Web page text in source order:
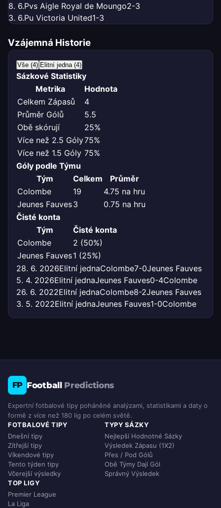
8. 6.Pvs Aigle Royal de Moungo2-3
3. 6.Pu Victoria United1-3
Vzájemná Historie
Vše (4) Elitní jedna (4)
Sázkové Statistiky
Metrika
Hodnota
Celkem Zápasů
4
Průměr Gólů
5.5
Obě skórují
25%
Více než 2.5 Góly75%
Více než 1.5 Góly 75%
Góly podle Týmu
Tým
Celkem
Průměr
Colombe
19
4.75 na hru
Jeunes Fauves3
0.75 na hru
Čisté konta
Tým
Čisté konta
Colombe
2 (50%)
Jeunes Fauves1 (25%)
28. 6. 2026Elitní jednaColombe7-0Jeunes Fauves
5. 4. 2026Elitní jednaJeunes Fauves0-4Colombe
26. 6. 2022Elitní jednaColombe8-2Jeunes Fauves
3. 5. 2022Elitní jednaJeunes Fauves1-0Colombe
FP Football Predictions
Expertní fotbalové tipy poháněné analýzami, statistikami a daty o
formě z více než 180 lig po celém světě.
FOTBALOVÉ TIPY
Dnešní tipy
Zítřejší tipy
Víkendové tipy
Tento týden tipy
Včerejší výsledky
TYPY SÁZKY
Nejlepší Hodnotné Sázky
Výsledek Zápasu (1X2)
Přes / Pod Gólů
Obě Týmy Dají Gól
Správný Výsledek
TOP LIGY
Premier League
La Liga